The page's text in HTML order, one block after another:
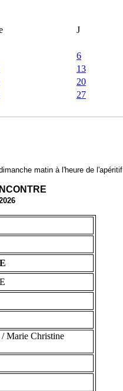
J
6
13
20
27
matin à l'heure de l'apéritif
Marie Christine